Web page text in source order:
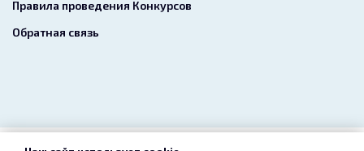
Правила проведения Конкурсов
Обратная связь